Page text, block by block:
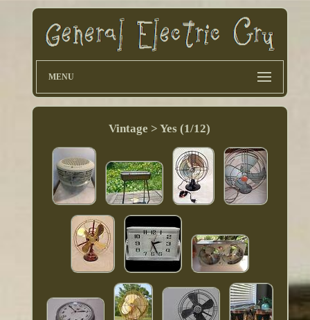
MENU
Vintage > Yes (1/12)